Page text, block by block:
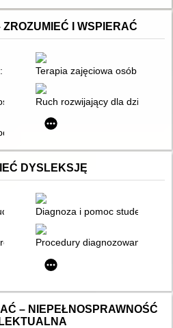
I WSPIERAĆ
studia nad interakcjami dzieci z
Terapia zajęciowa osób z
: Światowy Dzień Osób z
Ruch rozwijający dla dzieci
w systemie rodziny z dzieckiem
DYSLEKSJĘ
w czytaniu i pisaniu
Diagnoza i pomoc studentom
dysleksji, dysortografii
Procedury diagnozowania
– NIEPEŁNOSPRAWNOŚĆ